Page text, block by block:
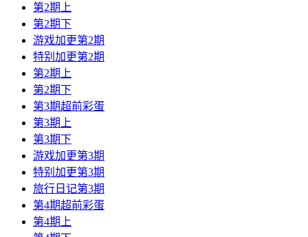
第2期上
第2期下
游戏加更第2期
特别加更第2期
第2期上
第2期下
第3期超前彩蛋
第3期上
第3期下
游戏加更第3期
特别加更第3期
旅行日记第3期
第4期超前彩蛋
第4期上